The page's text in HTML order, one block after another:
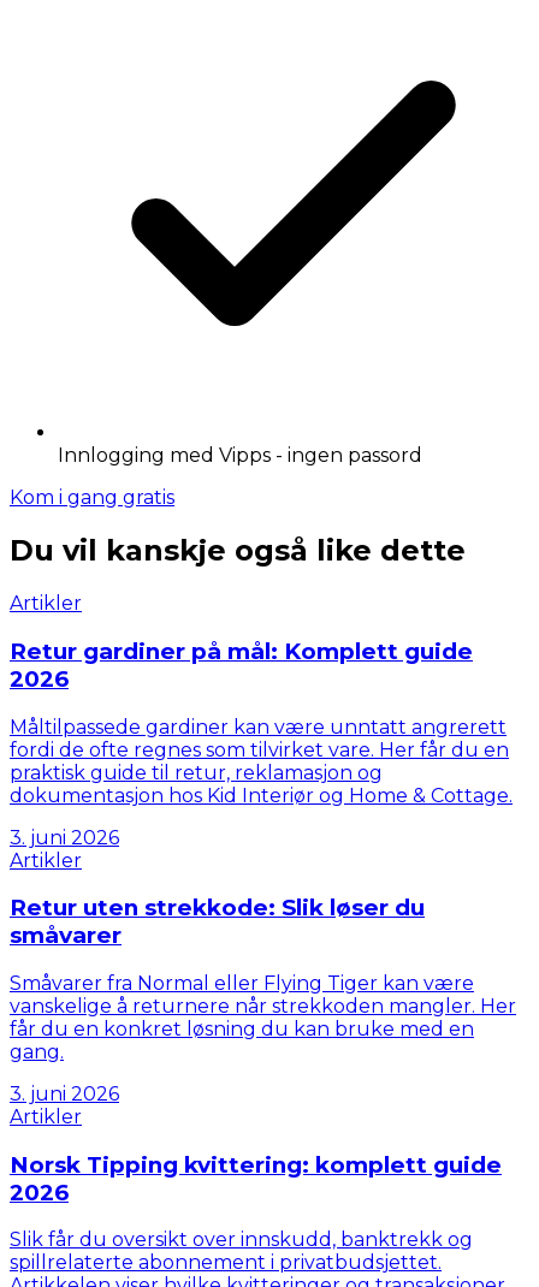
Innlogging med Vipps - ingen passord
Kom i gang gratis
Du vil kanskje også like dette
Artikler
Retur gardiner på mål: Komplett guide
2026
Måltilpassede gardiner kan være unntatt angrerett
fordi de ofte regnes som tilvirket vare. Her får du en
praktisk guide til retur, reklamasjon og
dokumentasjon hos Kid Interiør og Home & Cottage.
3. juni 2026
Artikler
Retur uten strekkode: Slik løser du
småvarer
Småvarer fra Normal eller Flying Tiger kan være
vanskelige å returnere når strekkoden mangler. Her
får du en konkret løsning du kan bruke med en
gang.
3. juni 2026
Artikler
Norsk Tipping kvittering: komplett guide
2026
Slik får du oversikt over innskudd, banktrekk og
spillrelaterte abonnement i privatbudsjettet.